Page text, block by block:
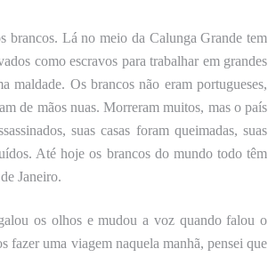
brancos. Lá no meio da Calunga Grande tem
como escravos para trabalhar em grandes
maldade. Os brancos não eram portugueses,
de mãos nuas. Morreram muitos, mas o país
suas casas foram queimadas, suas
Até hoje os brancos do mundo todo têm
Janeiro.
os olhos e mudou a voz quando falou o
fazer uma viagem naquela manhã, pensei que